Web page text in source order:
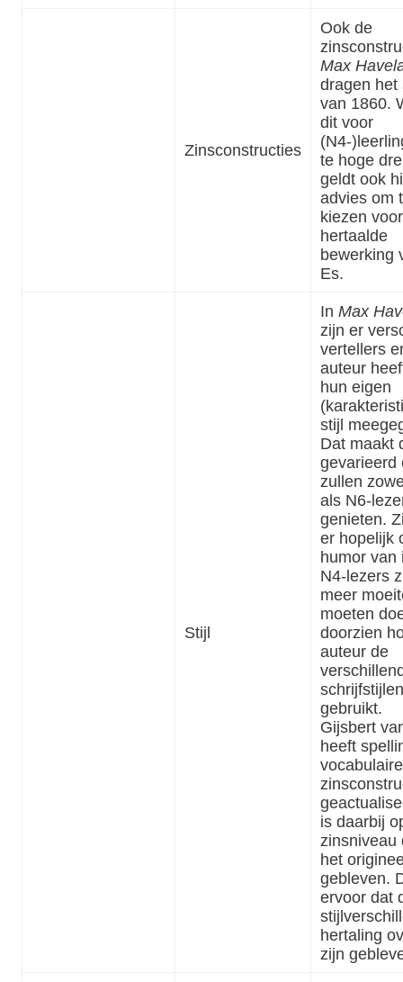
Zinsconstructies
Ook de
Max
dragen het
van 1860.
dit voor
(N4-
te hoge
geldt ook
advies om
kiezen
hertaalde
bewerking
Es.
Stijl
In Max
zijn er
vertellers
auteur
hun eigen
stijl
Dat maakt
gevarieerd
zullen
als N6-
genieten.
er hopelijk
humor van
N4-lezers
meer
moeten
doorzien
auteur de
schrijfstijlen
gebruikt.
Gijsbert
heeft
is daarbij
zinsniveau
het
gebleven.
ervoor dat
hertaling
zijn